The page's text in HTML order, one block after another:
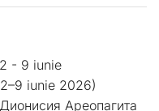
- 9 iunie
iunie 2026)
Ареопагита